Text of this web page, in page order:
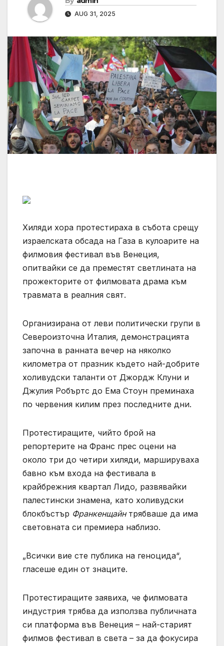
AUG 31, 2025
Хиляди хора протестираха в събота срещу
израелската обсада на Газа в кулоарите на
филмовия фестивал във Венеция,
опитвайки се да преместят светлината на
прожекторите от филмовата драма към
травмата в реалния свят.
Организирана от леви политически групи в
Североизточна Италия, демонстрацията
започна в ранната вечер на няколко
километра от празник където най-добрите
холивудски таланти от Джордж Клуни и
Джулия Робъртс до Ема Стоун преминаха
по червения килим през последните дни.
Протестиращите, чийто брой на
репортерите на Франс прес оцени на
около три до четири хиляди, маршируваха
бавно към входа на фестивала в
крайбрежния квартал Лидо, развявайки
палестински знамена, като холивудски
блокбъстър Франкенщайнтрябваше да има
световната си премиера наблизо.
„Всички вие сте публика на геноцида“,
гласеше един от знаците.
Протестиращите заявиха, че филмовата
индустрия трябва да използва публичната
си платформа във Венеция – най-старият
филмов фестивал в света – за да фокусира